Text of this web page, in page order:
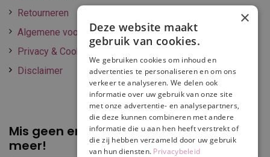
Retourneren
Algemene voorwaarden
Privacy & Cookie policy
Disclaimer
Mis geen enkelepromotie of korting
meer!
×
Deze website maakt
gebruik van cookies.
We gebruiken cookies om inhoud en
advertenties te personaliseren en om ons
verkeer te analyseren. We delen ook
informatie over uw gebruik van onze site
met onze advertentie- en analysepartners,
die deze kunnen combineren met andere
informatie die u aan hen heeft verstrekt of
die zij hebben verzameld door uw gebruik
van hun diensten. Privacybeleid